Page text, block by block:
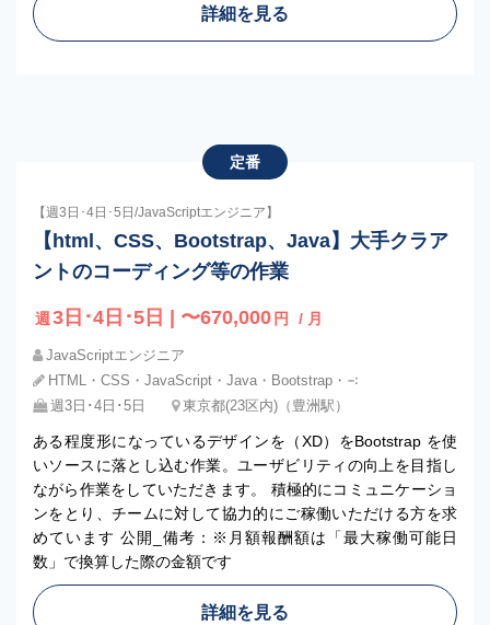
詳細を見る
定番
【週3日･4日･5日/JavaScriptエンジニア】
【html、CSS、Bootstrap、Java】大手クラア
ントのコーディング等の作業
週 3日･4日･5日 | 〜670,000 円 / 月
JavaScriptエンジニア
HTML・CSS・JavaScript・Java・Bootstrap・∹
週3日･4日･5日
東京都(23区内)（豊洲駅）
ある程度形になっているデザインを（XD）をBootstrap を使
いソースに落とし込む作業。ユーザビリティの向上を目指し
ながら作業をしていただきます。 積極的にコミュニケーショ
ンをとり、チームに対して協力的にご稼働いただける方を求
めています 公開_備考：※月額報酬額は「最大稼働可能日
数」で換算した際の金額です
詳細を見る